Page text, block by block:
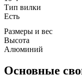
Тип вилки
Есть
Размеры и вес
Высота
Алюминий
Основные